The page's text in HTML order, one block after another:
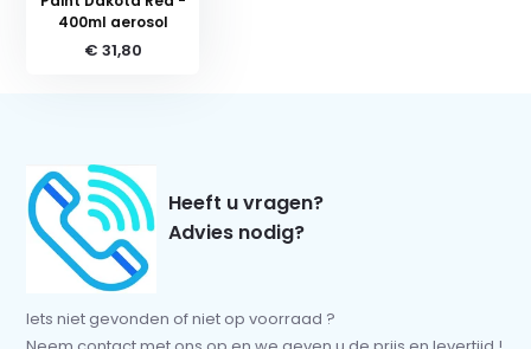
400ml aerosol
€ 31,80
Heeft u vragen?
Advies nodig?
Iets niet gevonden of niet op voorraad ?